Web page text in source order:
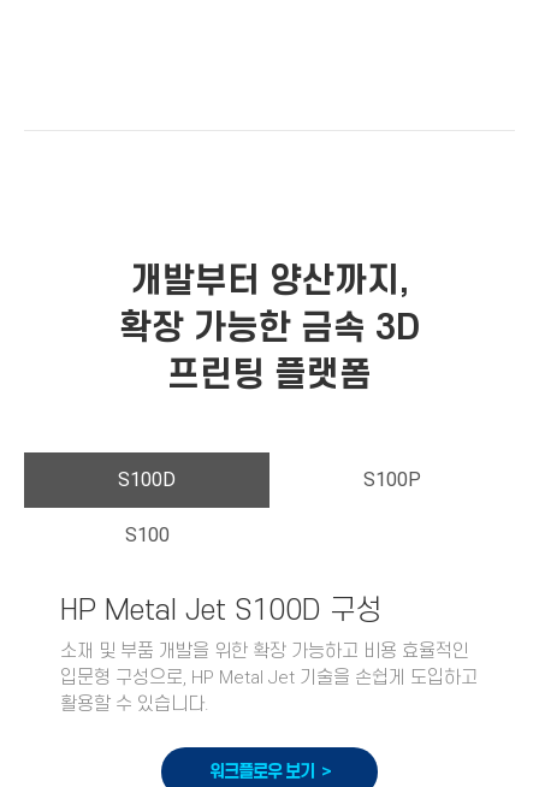
개발부터 양산까지,
확장 가능한 금속 3D
프린팅 플랫폼
S100D S100P
S100
HP Metal Jet S100D 구성
소재 및 부품 개발을 위한 확장 가능하고 비용 효율적인
입문형 구성으로, HP Metal Jet 기술을 손쉽게 도입하고
활용할 수 있습니다.
워크플로우 보기 >